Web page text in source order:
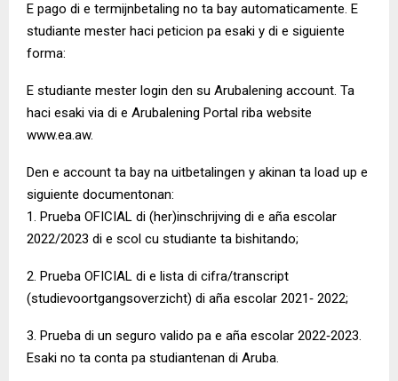
E pago di e termijnbetaling no ta bay automaticamente. E
studiante mester haci peticion pa esaki y di e siguiente
forma:
E studiante mester login den su Arubalening account. Ta
haci esaki via di e Arubalening Portal riba website
www.ea.aw.
Den e account ta bay na uitbetalingen y akinan ta load up e
siguiente documentonan:
1. Prueba OFICIAL di (her)inschrijving di e aña escolar
2022/2023 di e scol cu studiante ta bishitando;
2. Prueba OFICIAL di e lista di cifra/transcript
(studievoortgangsoverzicht) di aña escolar 2021‐ 2022;
3. Prueba di un seguro valido pa e aña escolar 2022‐2023.
Esaki no ta conta pa studiantenan di Aruba.